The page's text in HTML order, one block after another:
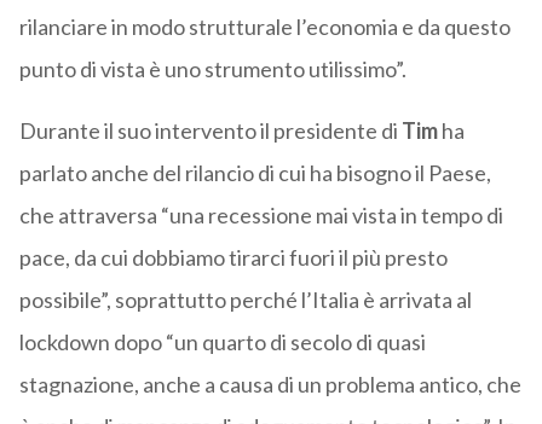
rilanciare in modo strutturale l’economia e da questo
punto di vista è uno strumento utilissimo”.
Durante il suo intervento il presidente di Timha
parlato anche del rilancio di cui ha bisogno il Paese,
che attraversa “una recessione mai vista in tempo di
pace, da cui dobbiamo tirarci fuori il più presto
possibile”, soprattutto perché l’Italia è arrivata al
lockdown dopo “un quarto di secolo di quasi
stagnazione, anche a causa di un problema antico, che